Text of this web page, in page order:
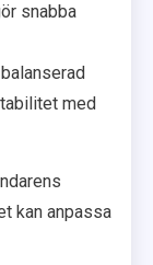
snabba
med
kan anpassa